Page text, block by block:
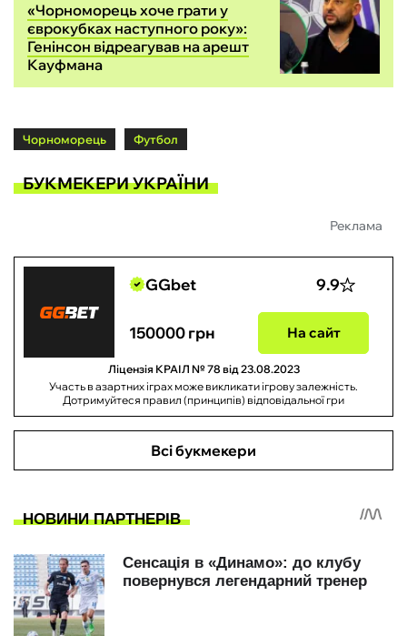
«Чорноморець хоче грати у
єврокубках наступного року»:
Генінсон відреагував на арешт
Кауфмана
Чорноморець Футбол
БУКМЕКЕРИ УКРАЇНИ
Реклама
GGbet 9.9
150000 грн На сайт
Ліцензія КРАІЛ № 78 від 23.08.2023
Участь в азартних іграх може викликати ігрову залежність.
Дотримуйтеся правил (принципів) відповідальної гри
Всі букмекери